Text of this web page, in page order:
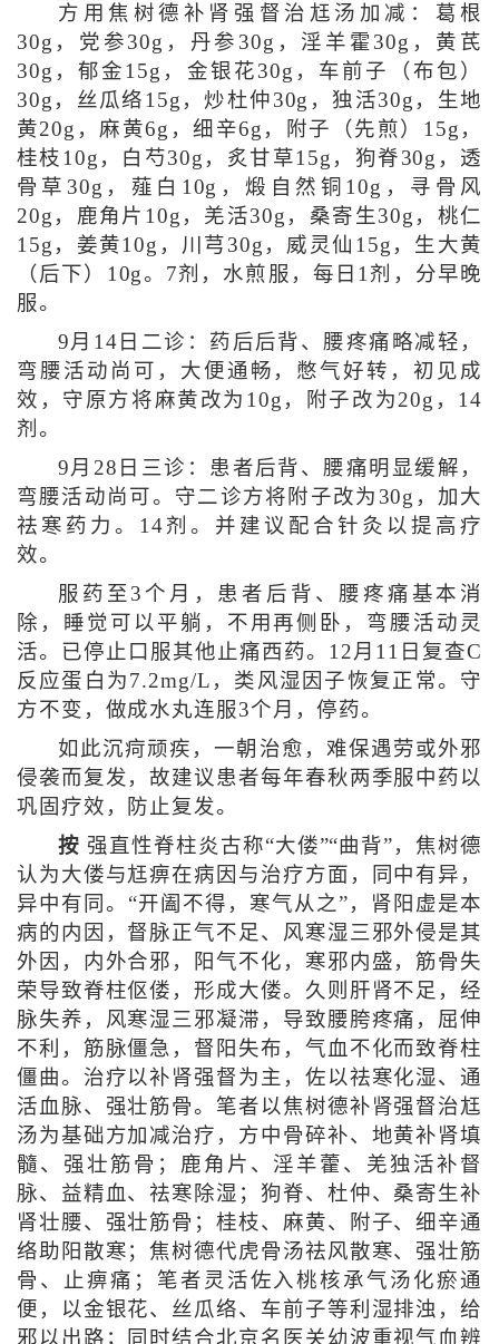
方用焦树德补肾强督治尪汤加减：葛根
30g，党参30g，丹参30g，淫羊霍30g，黄芪
30g，郁金15g，金银花30g，车前子（布包）
30g，丝瓜络15g，炒杜仲30g，独活30g，生地
黄20g，麻黄6g，细辛6g，附子（先煎）15g，
桂枝10g，白芍30g，炙甘草15g，狗脊30g，透
骨草30g，薤白10g，煅自然铜10g，寻骨风
20g，鹿角片10g，羌活30g，桑寄生30g，桃仁
15g，姜黄10g，川芎30g，威灵仙15g，生大黄
（后下）10g。7剂，水煎服，每日1剂，分早晚
服。
9月14日二诊：药后后背、腰疼痛略减轻，
弯腰活动尚可，大便通畅，憋气好转，初见成
效，守原方将麻黄改为10g，附子改为20g，14
剂。
9月28日三诊：患者后背、腰痛明显缓解，
弯腰活动尚可。守二诊方将附子改为30g，加大
祛寒药力。14剂。并建议配合针灸以提高疗
效。
服药至3个月，患者后背、腰疼痛基本消
除，睡觉可以平躺，不用再侧卧，弯腰活动灵
活。已停止口服其他止痛西药。12月11日复查C
反应蛋白为7.2mg/L，类风湿因子恢复正常。守
方不变，做成水丸连服3个月，停药。
如此沉疴顽疾，一朝治愈，难保遇劳或外邪
侵袭而复发，故建议患者每年春秋两季服中药以
巩固疗效，防止复发。
按 强直性脊柱炎古称“大偻”“曲背”，焦树德
认为大偻与尪痹在病因与治疗方面，同中有异，
异中有同。“开阖不得，寒气从之”，肾阳虚是本
病的内因，督脉正气不足、风寒湿三邪外侵是其
外因，内外合邪，阳气不化，寒邪内盛，筋骨失
荣导致脊柱伛偻，形成大偻。久则肝肾不足，经
脉失养，风寒湿三邪凝滞，导致腰胯疼痛，屈伸
不利，筋脉僵急，督阳失布，气血不化而致脊柱
僵曲。治疗以补肾强督为主，佐以祛寒化湿、通
活血脉、强壮筋骨。笔者以焦树德补肾强督治尪
汤为基础方加减治疗，方中骨碎补、地黄补肾填
髓、强壮筋骨；鹿角片、淫羊藿、羌独活补督
脉、益精血、祛寒除湿；狗脊、杜仲、桑寄生补
肾壮腰、强壮筋骨；桂枝、麻黄、附子、细辛通
络助阳散寒；焦树德代虎骨汤祛风散寒、强壮筋
骨、止痹痛；笔者灵活佐入桃核承气汤化瘀通
便，以金银花、丝瓜络、车前子等利湿排浊，给
邪以出路；同时结合北京名医关幼波重视气血辨